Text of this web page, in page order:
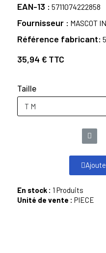
EAN-13 5711074222858
Fournisseur MASCOT
Référence fabricant
35,94 € TTC
Taille
En stock : 1 Produits
Unité de vente : PIECE